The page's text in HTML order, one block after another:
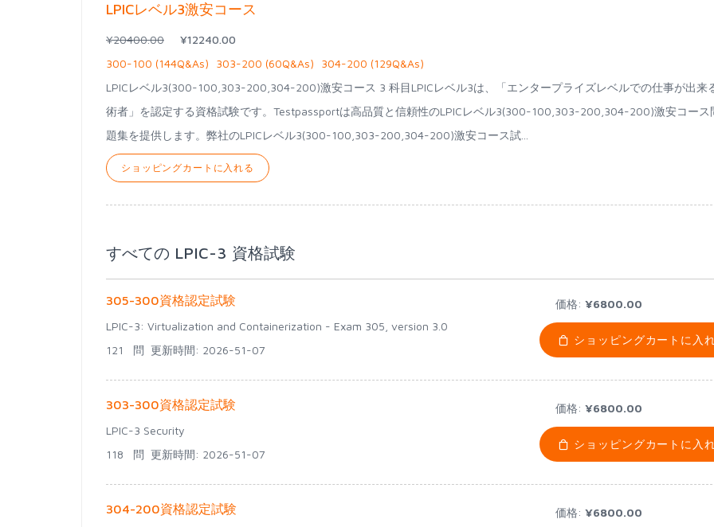
LPICレベル3激安コース
¥20400.00
¥12240.00
300-100 (144Q&As)
303-200 (60Q&As)
304-200 (129Q&As)
LPICレベル3(300-100,303-200,304-200)激安コース 3 科目LPICレベル3は、「エンタープライズレベルでの仕事が出来
術者」を認定する資格試験です。Testpassportは高品質と信頼性のLPICレベル3(300-100,303-200,304-200)激安コース
題集を提供します。弊社のLPICレベル3(300-100,303-200,304-200)激安コース試...
ショッピングカートに入れる
すべての LPIC-3 資格試験
305-300資格認定試験
LPIC-3: Virtualization and Containerization - Exam 305, version 3.0
121 問 更新時間: 2026-51-07
価格: ¥6800.00
ショッピングカートに入
303-300資格認定試験
LPIC-3 Security
118 問 更新時間: 2026-51-07
価格: ¥6800.00
ショッピングカートに入
304-200資格認定試験 価格: ¥6800.00